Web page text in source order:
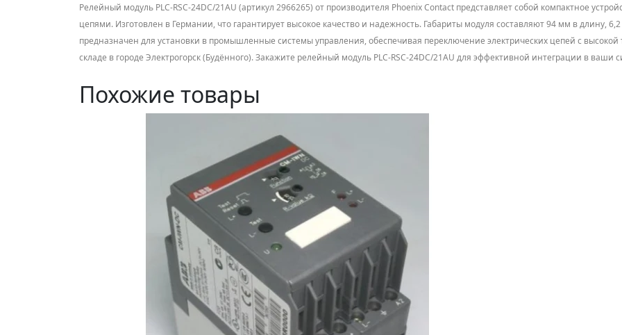
Релейный модуль PLC-RSC-24DC/21AU (артикул 2966265) от производителя Phoenix Contact представляет собой компактное
цепями. Изготовлен в Германии, что гарантирует высокое качество и надежность. Габариты модуля составляют 94 мм в длину,
предназначен для установки в промышленные системы управления, обеспечивая переключение электрических цепей с
складе в городе Электрогорск (Будённого). Закажите релейный модуль PLC-RSC-24DC/21AU для эффективной интеграции в ваши
Похожие товары